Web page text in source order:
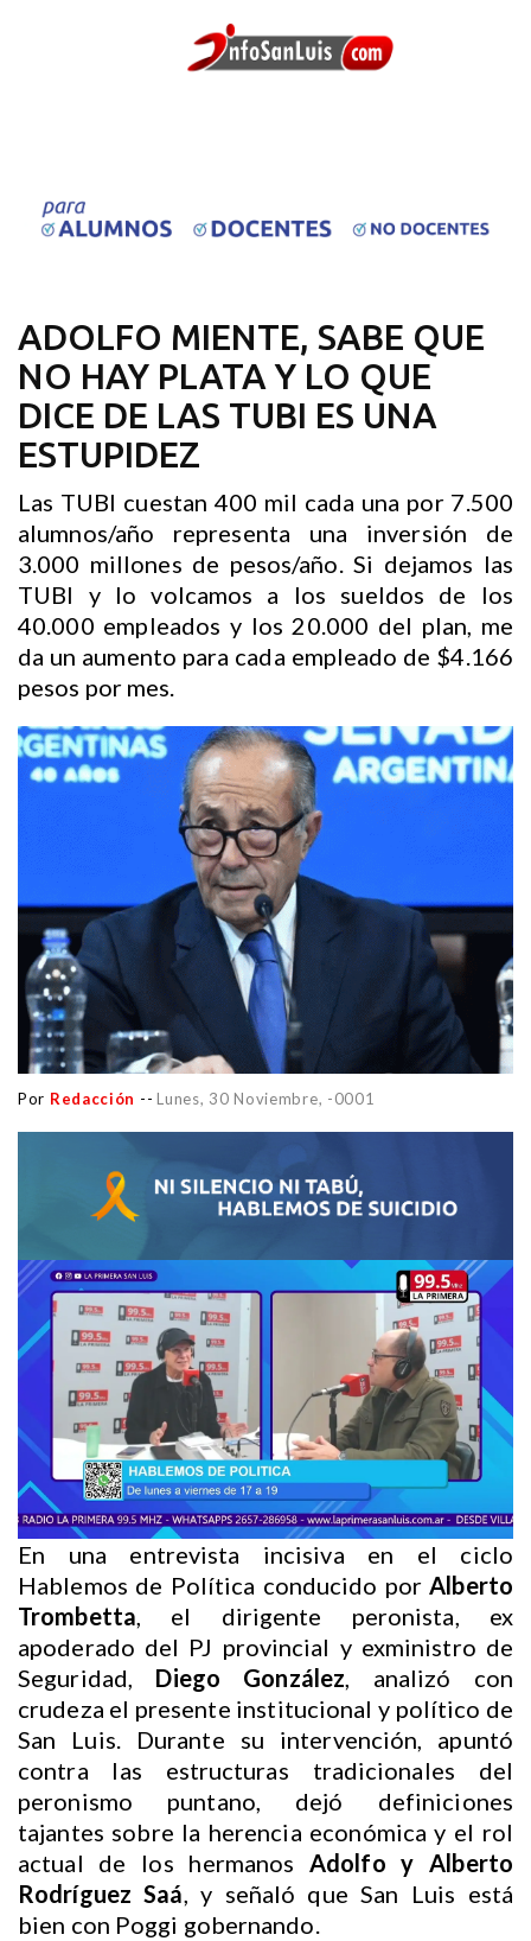
ADOLFO MIENTE, SABE QUE
NO HAY PLATA Y LO QUE
DICE DE LAS TUBI ES UNA
ESTUPIDEZ
Las TUBI cuestan 400 mil cada una por 7.500
alumnos/año representa una inversión de
3.000 millones de pesos/año. Si dejamos las
TUBI y lo volcamos a los sueldos de los
40.000 empleados y los 20.000 del plan, me
da un aumento para cada empleado de $4.166
pesos por mes.
Por Redacción -- Lunes, 30 Noviembre, -0001
En una entrevista incisiva en el ciclo
Hablemos de Política conducido porAlberto
Trombetta, el dirigente peronista, ex
apoderado del PJ provincial y exministro de
Seguridad, Diego González, analizó con
crudeza el presente institucional y político de
San Luis. Durante su intervención, apuntó
contra las estructuras tradicionales del
peronismo puntano, dejó definiciones
tajantes sobre la herencia económica y el rol
actual de los hermanosAdolfo y Alberto
Rodríguez Saá, y señaló que San Luis está
bien con Poggi gobernando.